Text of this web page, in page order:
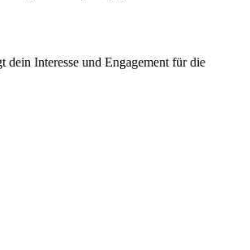
dein Interesse und Engagement für die